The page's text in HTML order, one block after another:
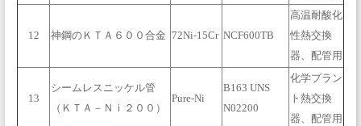
12 神鋼のＫＴＡ６００合金 72Ni-15Cr NCF600TB
高温耐酸化
性熱交換
器、配管用
13
シームレスニッケル管
（ＫＴＡ－Ｎｉ２００）
Pure-Ni
B163 UNS
N02200
化学プラン
ト熱交換
器、配管用